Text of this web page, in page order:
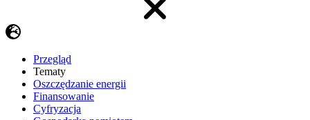
Przegląd
Tematy
​Oszczędzanie energii
Finansowanie
Cyfryzacja